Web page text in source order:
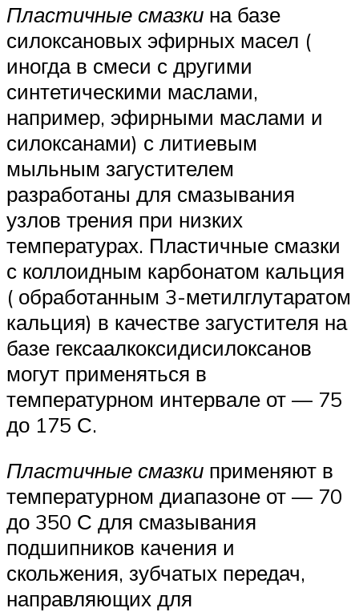
Пластичные смазки на базе
силоксановых эфирных масел (
иногда в смеси с другими
синтетическими маслами,
например, эфирными маслами и
силоксанами) с литиевым
мыльным загустителем
разработаны для смазывания
узлов трения при низких
температурах. Пластичные смазки
с коллоидным карбонатом кальция
( обработанным 3-метилглутаратом
кальция) в качестве загустителя на
базе гексаалкоксидисилоксанов
могут применяться в
температурном интервале от — 75
до 175 С.
Пластичные смазки применяют в
температурном диапазоне от — 70
до 350 С для смазывания
подшипников качения и
скольжения, зубчатых передач,
направляющих для